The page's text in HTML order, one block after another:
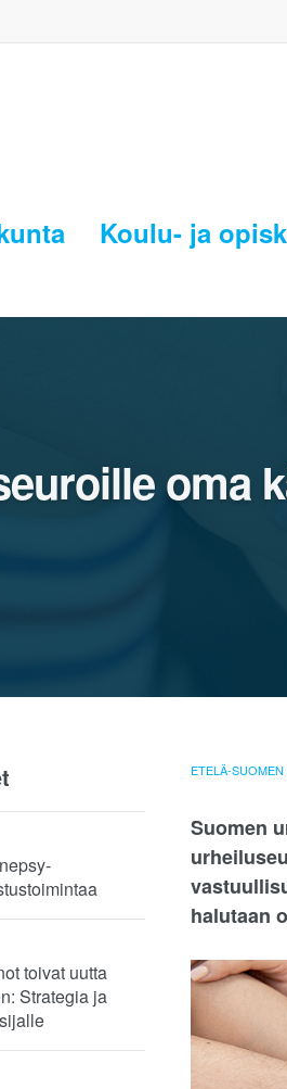
Koulu- ja
oma
ETELÄ-
Suomen
halutaan
toivat uutta
Strategia ja